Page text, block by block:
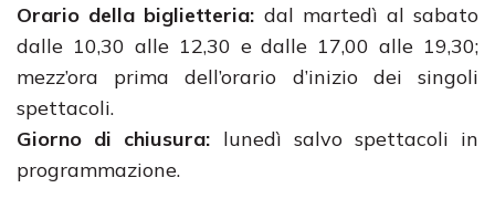
Orario della biglietteria: dal martedì al sabato
dalle 10,30 alle 12,30 e dalle 17,00 alle 19,30;
mezz’ora prima dell’orario d’inizio dei singoli
spettacoli.
Giorno di chiusura: lunedì salvo spettacoli in
programmazione.